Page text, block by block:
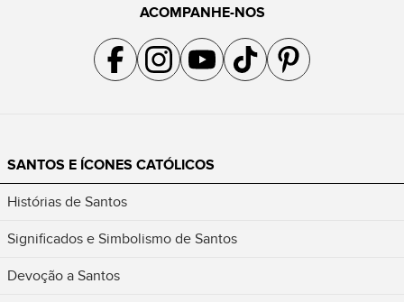
ACOMPANHE-NOS
Acompanhe a gente no Facebook
Acompanhe a gente no Instagram
Acompanhe a gente no YouTube
Acompanhe a gente no TikTok
Acompanhe a gente no
SANTOS E ÍCONES CATÓLICOS
Histórias de Santos
Significados e Simbolismo de Santos
Devoção a Santos